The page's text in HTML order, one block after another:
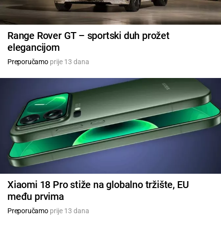
Range Rover GT – sportski duh prožet
elegancijom
Preporučamoprije 13 dana
Xiaomi 18 Pro stiže na globalno tržište, EU
među prvima
Preporučamoprije 13 dana